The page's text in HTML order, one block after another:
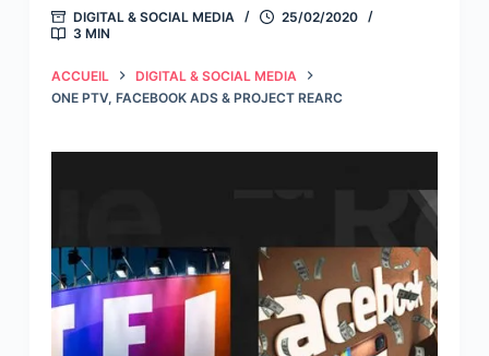
DIGITAL & SOCIAL MEDIA
25/02/2020
3 MIN
ACCUEIL
DIGITAL & SOCIAL MEDIA
ONE PTV, FACEBOOK ADS & PROJECT REARC